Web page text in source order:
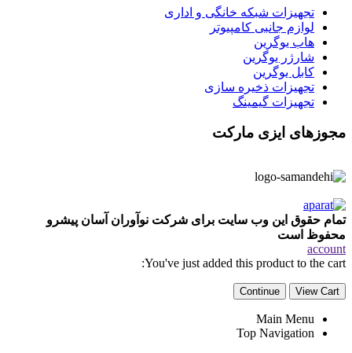
تجهیزات شبکه خانگی و اداری
لوازم جانبی کامپیوتر
هاب یوگرین
شارژر یوگرین
کابل یوگرین
تجهیزات ذخیره سازی
تجهیزات گیمینگ
مجوزهای ایزی مارکت
تمام حقوق این وب سایت برای شرکت نوآوران آسان پیشرو
محفوظ است
account
You've just added this product to the cart:
View Cart
Continue
Main Menu
Top Navigation